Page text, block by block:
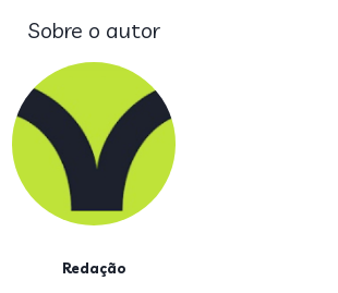
Sobre o autor
Redação